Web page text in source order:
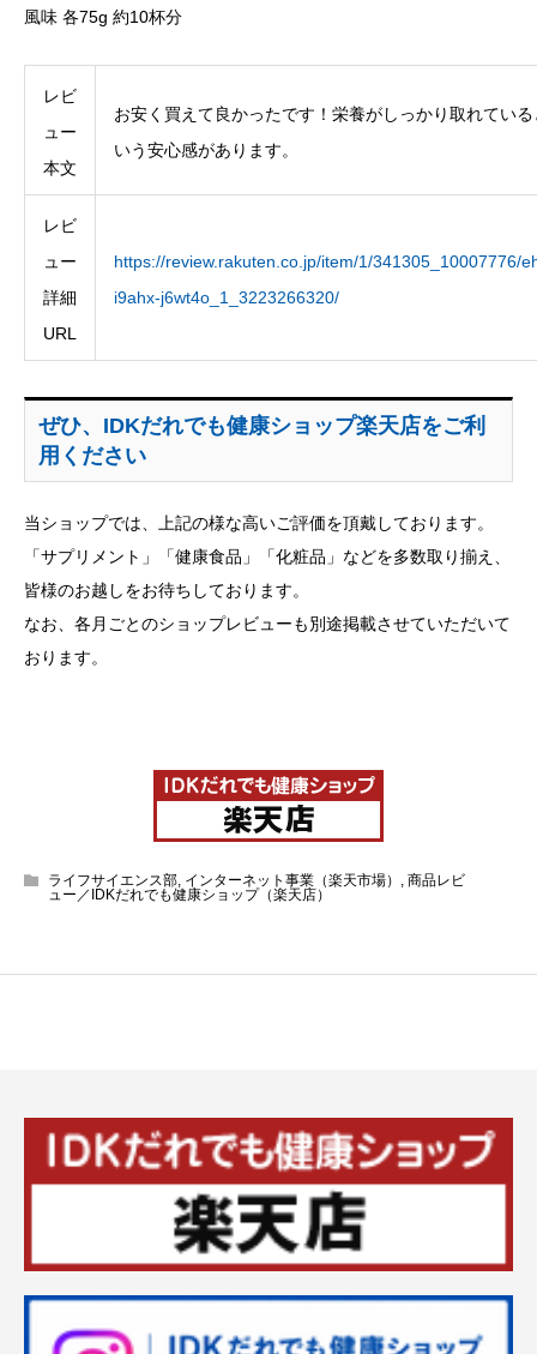
風味 各75g 約10杯分
レビ
ュー
本文
お安く買えて良かったです！栄養がしっかり取れている
いう安心感があります。
レビ
ュー
詳細
URL
https://review.rakuten.co.jp/item/1/341305_10007776/
i9ahx-j6wt4o_1_3223266320/
ぜひ、IDKだれでも健康ショップ楽天店をご利
用ください
当ショップでは、上記の様な高いご評価を頂戴しております。
「サプリメント」「健康食品」「化粧品」などを多数取り揃え、
皆様のお越しをお待ちしております。
なお、各月ごとのショップレビューも別途掲載させていただいて
おります。
ライフサイエンス部, インターネット事業（楽天市場） , 商品レビ
ュー／IDKだれでも健康ショップ（楽天店）